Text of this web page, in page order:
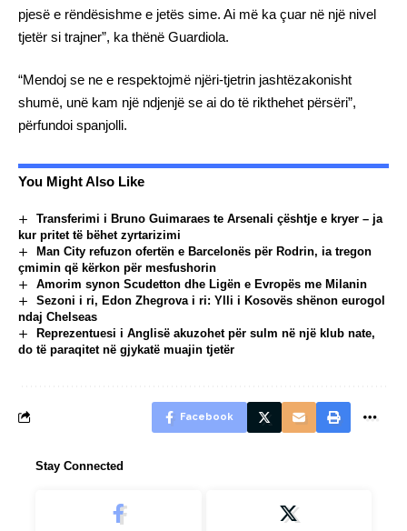
pjesë e rëndësishme e jetës sime. Ai më ka çuar në një nivel
tjetër si trajner”, ka thënë Guardiola.
“Mendoj se ne e respektojmë njëri-tjetrin jashtëzakonisht
shumë, unë kam një ndjenjë se ai do të rikthehet përsëri”,
përfundoi spanjolli.
You Might Also Like
Transferimi i Bruno Guimaraes te Arsenali çështje e kryer – ja
kur pritet të bëhet zyrtarizimi
Man City refuzon ofertën e Barcelonës për Rodrin, ia tregon
çmimin që kërkon për mesfushorin
Amorim synon Scudetton dhe Ligën e Evropës me Milanin
Sezoni i ri, Edon Zhegrova i ri: Ylli i Kosovës shënon eurogol
ndaj Chelseas
Reprezentuesi i Anglisë akuzohet për sulm në një klub nate,
do të paraqitet në gjykatë muajin tjetër
Facebook
Stay Connected